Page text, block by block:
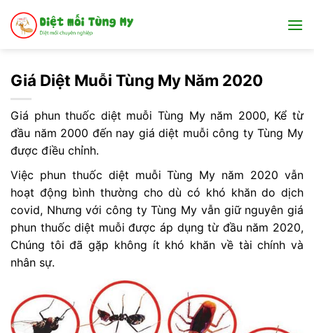
qua
Giá Diệt Muỗi Tùng My Năm 2020
Giá phun thuốc diệt muỗi Tùng My năm 2000, Kể từ
đầu năm 2000 đến nay giá diệt muỗi công ty Tùng My
được điều chỉnh.
Việc phun thuốc diệt muỗi Tùng My năm 2020 vẫn
hoạt động bình thường cho dù có khó khăn do dịch
covid, Nhưng với công ty Tùng My vẫn giữ nguyên giá
phun thuốc diệt muỗi được áp dụng từ đầu năm 2020,
Chúng tôi đã gặp không ít khó khăn về tài chính và
nhân sự.